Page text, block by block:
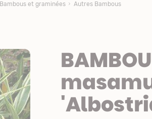
Bambous et graminées Autres Bambous